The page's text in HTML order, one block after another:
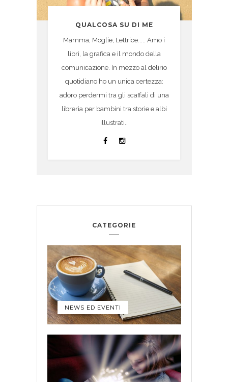
QUALCOSA SU DI ME
Mamma, Moglie, Lettrice..... Amo i
libri, la grafica e il mondo della
comunicazione. In mezzo al delirio
quotidiano ho un unica certezza:
adoro perdermi tra gli scaffali di una
libreria per bambini tra storie e albi
illustrati..
CATEGORIE
NEWS ED EVENTI